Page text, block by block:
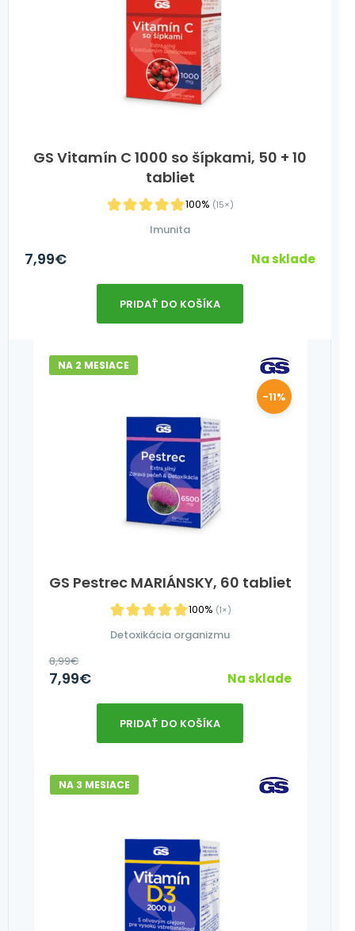
GS Vitamín C 1000 so šípkami, 50 + 10
tabliet
100% (15×)
Imunita
7,99€ Na sklade
PRIDAŤ DO KOŠÍKA
GS Pestrec MARIÁNSKY, 60 tabliet
100% (1×)
NA 2 MESIACE
Detoxikácia organizmu
-11%
8,99€
7,99€ Na sklade
PRIDAŤ DO KOŠÍKA
NA 3 MESIACE